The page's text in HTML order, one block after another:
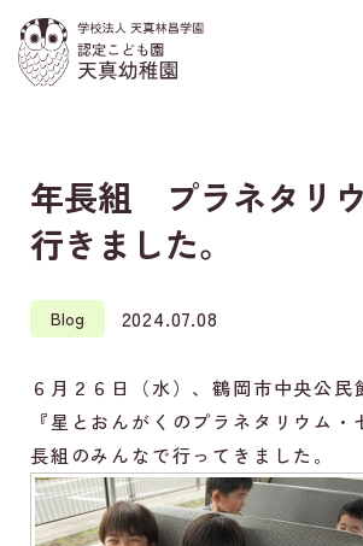
年長組 プラネタリ
行きました。
Blog 2024.07.08
６月２６日（水）、鶴岡市中央公民
『星とおんがくのプラネタリウム・
長組のみんなで行ってきました。